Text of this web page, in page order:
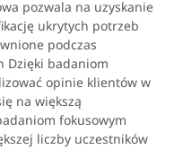
pozwala na uzyskanie
ukrytych potrzeb
podczas
Dzięki badaniom
opinie klientów w
na większą
fokusowym
liczby uczestników